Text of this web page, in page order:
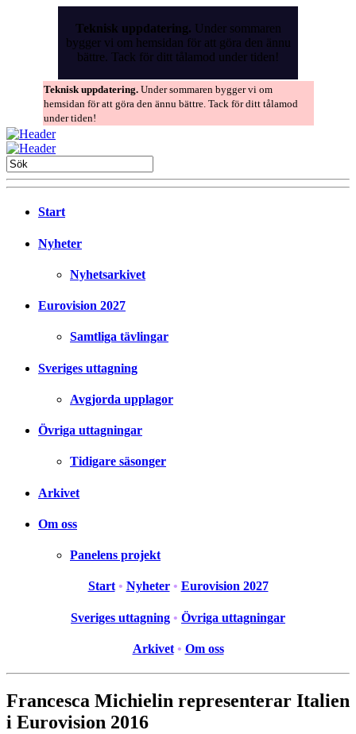
Teknisk uppdatering. Under sommaren
bygger vi om hemsidan för att göra den ännu
bättre. Tack för ditt tålamod under tiden!
Teknisk uppdatering. Under sommaren bygger vi om
hemsidan för att göra den ännu bättre. Tack för ditt tålamod
under tiden!
Start
Nyheter
Nyhetsarkivet
Eurovision 2027
Samtliga tävlingar
Sveriges uttagning
Avgjorda upplagor
Övriga uttagningar
Tidigare säsonger
Arkivet
Om oss
Panelens projekt
Start • Nyheter • Eurovision 2027
Sveriges uttagning • Övriga uttagningar
Arkivet • Om oss
Francesca Michielin representerar Italien
i Eurovision 2016